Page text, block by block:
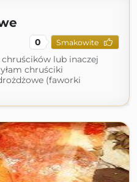
0 Smakowite
lub inaczej
chruściki
(faworki